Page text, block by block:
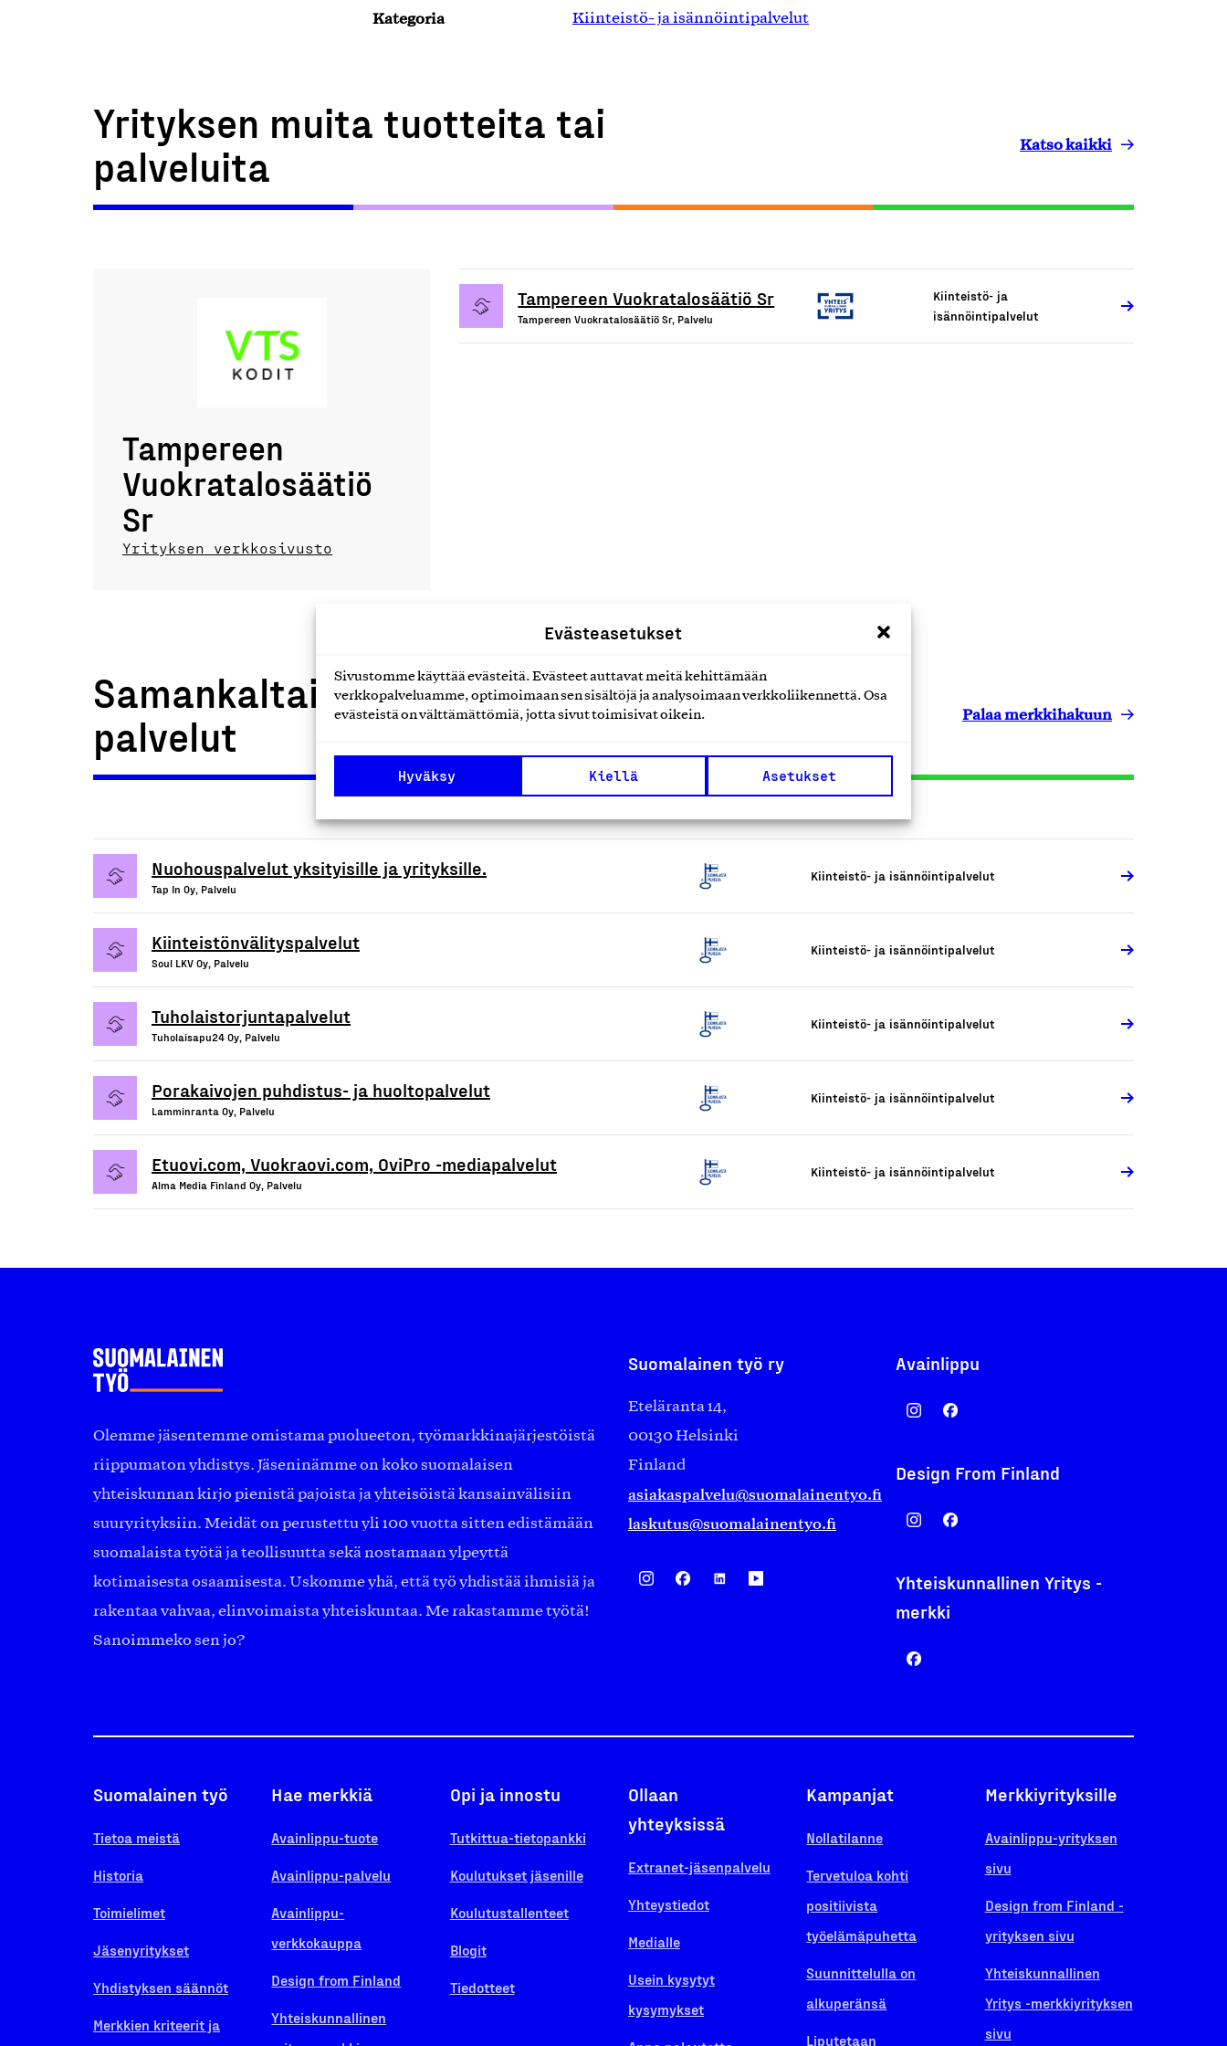
Evästeasetukset
Sivustomme käyttää evästeitä. Evästeet auttavat meitä kehittämään
verkkopalveluamme, optimoimaan sen sisältöjä ja analysoimaan verkkoliikennettä. Osa
evästeistä on välttämättömiä, jotta sivut toimisivat oikein.
Hyväksy Kiellä Asetukset
Kategoria Kiinteistö- ja isännöintipalvelut
Yrityksen muita tuotteita tai
palveluita
Katso kaikki
Tampereen
Vuokratalosäätiö
Sr
Yrityksen verkkosivusto
Tampereen Vuokratalosäätiö Sr
Tampereen Vuokratalosäätiö Sr, Palvelu
Kiinteistö- ja
isännöintipalvelut
Samankaltaiset tuotteet tai
palvelut
Palaa merkkihakuun
Nuohouspalvelut yksityisille ja yrityksille.
Tap In Oy, Palvelu
Kiinteistö- ja isännöintipalvelut
Kiinteistönvälityspalvelut
Soul LKV Oy, Palvelu
Kiinteistö- ja isännöintipalvelut
Tuholaistorjuntapalvelut
Tuholaisapu24 Oy, Palvelu
Kiinteistö- ja isännöintipalvelut
Porakaivojen puhdistus- ja huoltopalvelut
Lamminranta Oy, Palvelu
Kiinteistö- ja isännöintipalvelut
Etuovi.com, Vuokraovi.com, OviPro -mediapalvelut
Alma Media Finland Oy, Palvelu
Kiinteistö- ja isännöintipalvelut
Olemme jäsentemme omistama puolueeton, työmarkkinajärjestöistä
riippumaton yhdistys. Jäseninämme on koko suomalaisen
yhteiskunnan kirjo pienistä pajoista ja yhteisöistä kansainvälisiin
suuryrityksiin. Meidät on perustettu yli 100 vuotta sitten edistämään
suomalaista työtä ja teollisuutta sekä nostamaan ylpeyttä
kotimaisesta osaamisesta. Uskomme yhä, että työ yhdistää ihmisiä ja
rakentaa vahvaa, elinvoimaista yhteiskuntaa. Me rakastamme työtä!
Sanoimmeko sen jo?
Suomalainen työ ry
Eteläranta 14,
00130 Helsinki
Finland
asiakaspalvelu@suomalainentyo.fi
laskutus@suomalainentyo.fi
Avainlippu
Design From Finland
Yhteiskunnallinen Yritys -
merkki
Suomalainen työ
Tietoa meistä
Historia
Toimielimet
Jäsenyritykset
Yhdistyksen säännöt
Merkkien kriteerit ja
Hae merkkiä
Avainlippu-tuote
Avainlippu-palvelu
Avainlippu-
verkkokauppa
Design from Finland
Yhteiskunnallinen
Opi ja innostu
Tutkittua-tietopankki
Koulutukset jäsenille
Koulutustallenteet
Blogit
Tiedotteet
Ollaan
yhteyksissä
Extranet-jäsenpalvelu
Yhteystiedot
Medialle
Usein kysytyt
kysymykset
Kampanjat
Nollatilanne
Tervetuloa kohti
positiivista
työelämäpuhetta
Suunnittelulla on
alkuperänsä
Liputetaan
Merkkiyrityksille
Avainlippu-yrityksen
sivu
Design from Finland -
yrityksen sivu
Yhteiskunnallinen
Yritys -merkkiyrityksen
sivu